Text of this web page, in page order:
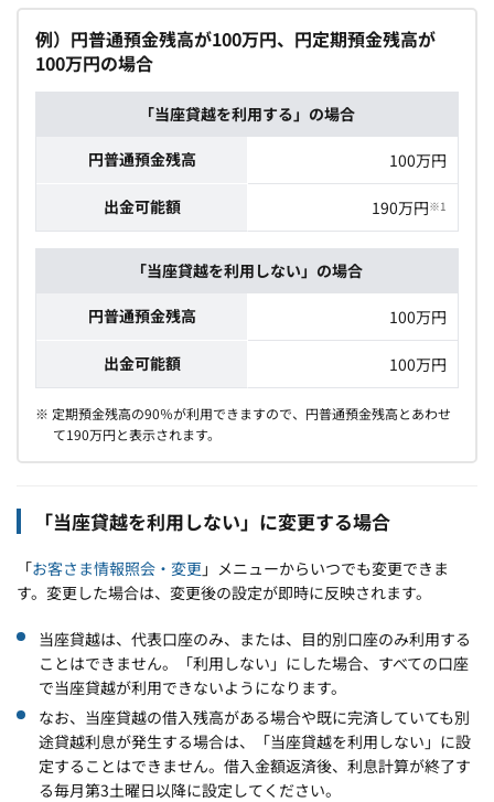
例）円普通預金残高が100万円、円定期預金残高が
100万円の場合
「当座貸越を利用する」の場合
円普通預金残高 100万円
出金可能額 190万円※1
「当座貸越を利用しない」の場合
円普通預金残高 100万円
出金可能額 100万円
※ 定期預金残高の90％が利用できますので、円普通預金残高とあわせ
て190万円と表示されます。
「当座貸越を利用しない」に変更する場合
「お客さま情報照会・変更 」メニューからいつでも変更できま
す。変更した場合は、変更後の設定が即時に反映されます。
当座貸越は、代表口座のみ、または、目的別口座のみ利用する
ことはできません。「利用しない」にした場合、すべての口座
で当座貸越が利用できないようになります。
なお、当座貸越の借入残高がある場合や既に完済していても別
途貸越利息が発生する場合は、「当座貸越を利用しない」に設
定することはできません。借入金額返済後、利息計算が終了す
る毎月第3土曜日以降に設定してください。